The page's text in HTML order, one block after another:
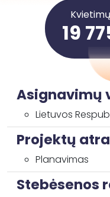
19
Asignavimų
Lietuvos
Projektų
Planavimas
Stebėsenos